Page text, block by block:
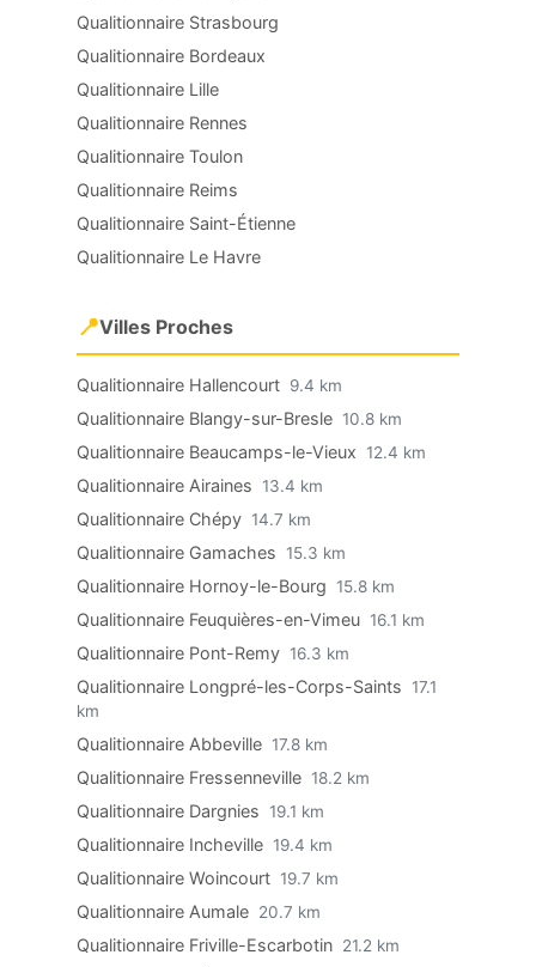
Qualitionnaire Strasbourg
Qualitionnaire Bordeaux
Qualitionnaire Lille
Qualitionnaire Rennes
Qualitionnaire Toulon
Qualitionnaire Reims
Qualitionnaire Saint-Étienne
Qualitionnaire Le Havre
📍Villes Proches
Qualitionnaire Hallencourt 9.4 km
Qualitionnaire Blangy-sur-Bresle 10.8 km
Qualitionnaire Beaucamps-le-Vieux 12.4 km
Qualitionnaire Airaines 13.4 km
Qualitionnaire Chépy 14.7 km
Qualitionnaire Gamaches 15.3 km
Qualitionnaire Hornoy-le-Bourg 15.8 km
Qualitionnaire Feuquières-en-Vimeu 16.1 km
Qualitionnaire Pont-Remy 16.3 km
Qualitionnaire Longpré-les-Corps-Saints
17.1
km
Qualitionnaire Abbeville 17.8 km
Qualitionnaire Fressenneville 18.2 km
Qualitionnaire Dargnies 19.1 km
Qualitionnaire Incheville 19.4 km
Qualitionnaire Woincourt 19.7 km
Qualitionnaire Aumale 20.7 km
Qualitionnaire Friville-Escarbotin 21.2 km